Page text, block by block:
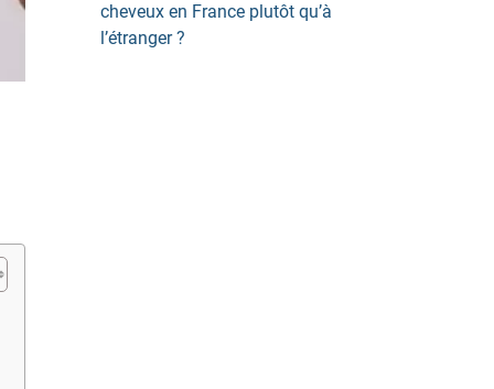
cheveux en France plutôt qu’à
l’étranger ?